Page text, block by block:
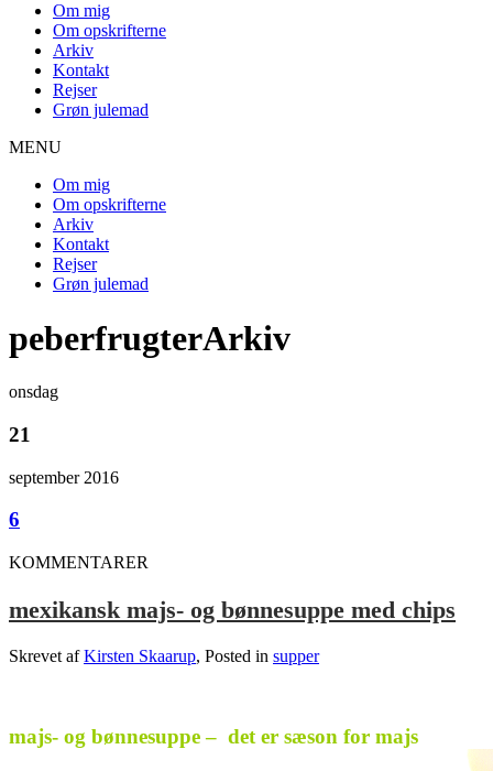
Om mig
Om opskrifterne
Arkiv
Kontakt
Rejser
Grøn julemad
MENU
Om mig
Om opskrifterne
Arkiv
Kontakt
Rejser
Grøn julemad
peberfrugterArkiv
onsdag
21
september 2016
6
KOMMENTARER
mexikansk majs- og bønnesuppe med chips
Skrevet afKirsten Skaarup, Posted in supper
majs- og bønnesuppe – det er sæson for majs